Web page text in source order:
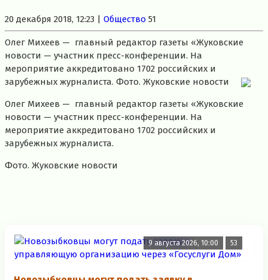
20 декабря 2018, 12:23 | Общество 51
Олег Михеев — главный редактор газеты «Жуковские
новости — участник пресс-конференции. На
мероприятие аккредитовано 1702 российских и
зарубежных журналиста. Фото. Жуковские новости
Олег Михеев — главный редактор газеты «Жуковские
новости — участник пресс-конференции. На
мероприятие аккредитовано 1702 российских и
зарубежных журналиста.
Фото. Жуковские новости
9 августа 2026, 10:00 53